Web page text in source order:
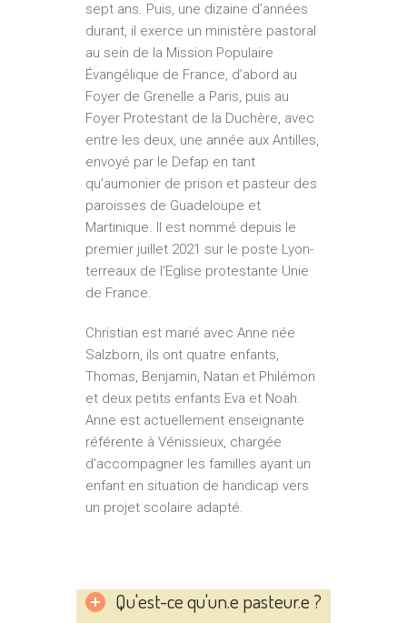
sept ans. Puis, une dizaine d’années
durant, il exerce un ministère pastoral
au sein de la Mission Populaire
Évangélique de France, d’abord au
Foyer de Grenelle a Paris, puis au
Foyer Protestant de la Duchère, avec
entre les deux, une année aux Antilles,
envoyé par le Defap en tant
qu’aumonier de prison et pasteur des
paroisses de Guadeloupe et
Martinique. Il est nommé depuis le
premier juillet 2021 sur le poste Lyon-
terreaux de l’Eglise protestante Unie
de France.
Christian est marié avec Anne née
Salzborn, ils ont quatre enfants,
Thomas, Benjamin, Natan et Philémon
et deux petits enfants Eva et Noah.
Anne est actuellement enseignante
référente à Vénissieux, chargée
d’accompagner les familles ayant un
enfant en situation de handicap vers
un projet scolaire adapté.
Qu'est-ce qu'un.e pasteur.e ?